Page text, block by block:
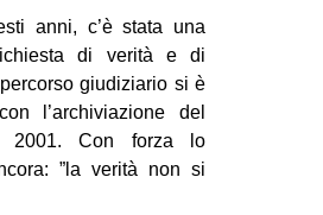
CULTURE
ARTE
CINEMA
MANIFESTI
anni, c’è stata una
di verità e di
giudiziario si è
l’archiviazione del
2001. Con forza lo
”la verità non si